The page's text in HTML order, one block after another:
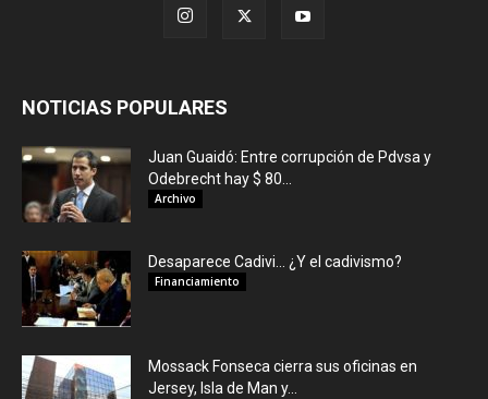
NOTICIAS POPULARES
Juan Guaidó: Entre corrupción de Pdvsa y
Odebrecht hay $ 80...
Archivo
Desaparece Cadivi… ¿Y el cadivismo?
Financiamiento
Mossack Fonseca cierra sus oficinas en
Jersey, Isla de Man y...